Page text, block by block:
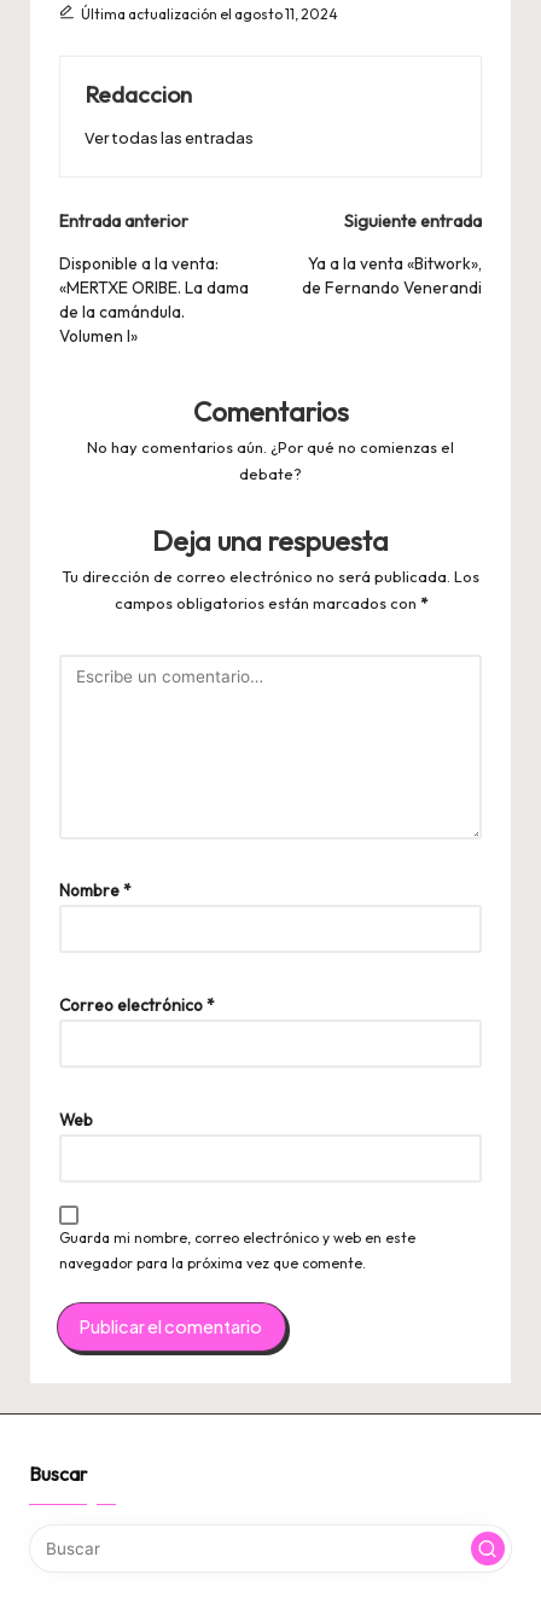
Última actualización el agosto 11, 2024
Redaccion
Ver todas las entradas
Navegación
de
entradas
Entrada anterior
Disponible a la venta:
«MERTXE ORIBE. La dama
de la camándula.
Volumen I»
Siguiente entrada
Ya a la venta «Bitwork»,
de Fernando Venerandi
Comentarios
No hay comentarios aún. ¿Por qué no comienzas el
debate?
Deja una respuesta
Tu dirección de correo electrónico no será publicada. Los
campos obligatorios están marcados con *
Nombre*
Correo electrónico*
Web
Guarda mi nombre, correo electrónico y web en este
navegador para la próxima vez que comente.
Buscar